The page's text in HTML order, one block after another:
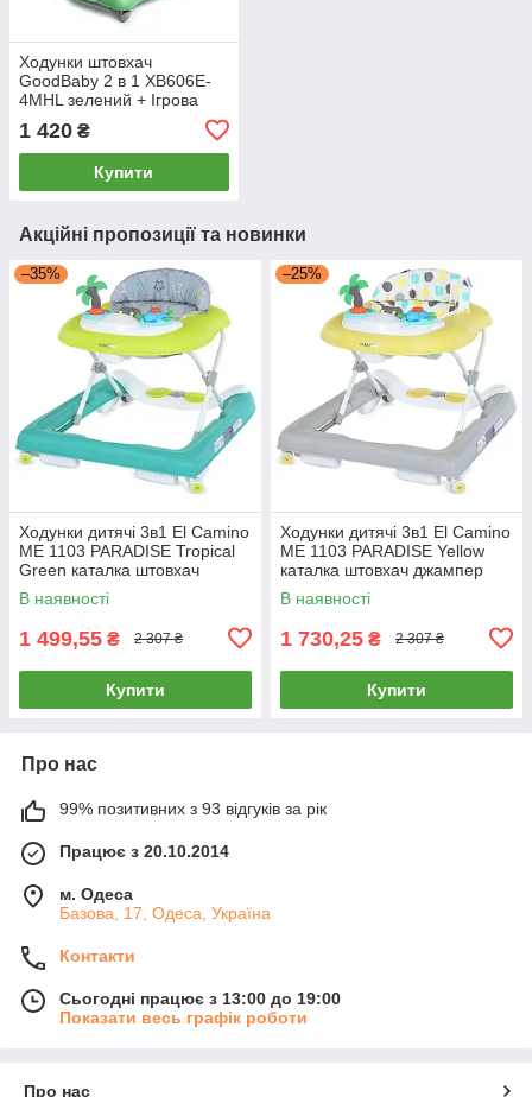
Ходунки штовхач
GoodBaby 2 в 1 XB606E-
4MHL зелений + Ігрова
іграшками
1 420 ₴
Купити
Акційні пропозиції та новинки
–35%
Ходунки дитячі 3в1 El Camino
ME 1103 PARADISE Tropical
Green каталка штовхач
джампер музика світло
В наявності
1 499,55 ₴ 2 307 ₴
Купити
–25%
Ходунки дитячі 3в1 El Camino
ME 1103 PARADISE Yellow
каталка штовхач джампер
музика світло
В наявності
1 730,25 ₴ 2 307 ₴
Купити
Про нас
99% позитивних з 93 відгуків за рік
Працює з 20.10.2014
м. Одеса
Базова, 17, Одеса, Україна
Контакти
Сьогодні працює з 13:00 до 19:00
Показати весь графік роботи
Про нас